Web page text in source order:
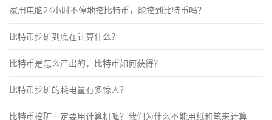
家用电脑24小时不停地挖比特币，能挖到比特币吗？
比特币挖矿到底在计算什么？
比特币是怎么产出的，比特币如何获得？
比特币挖矿的耗电量有多惊人？
比特币挖矿一定要用计算机嚒？我们为什么不能用纸和笔来计算